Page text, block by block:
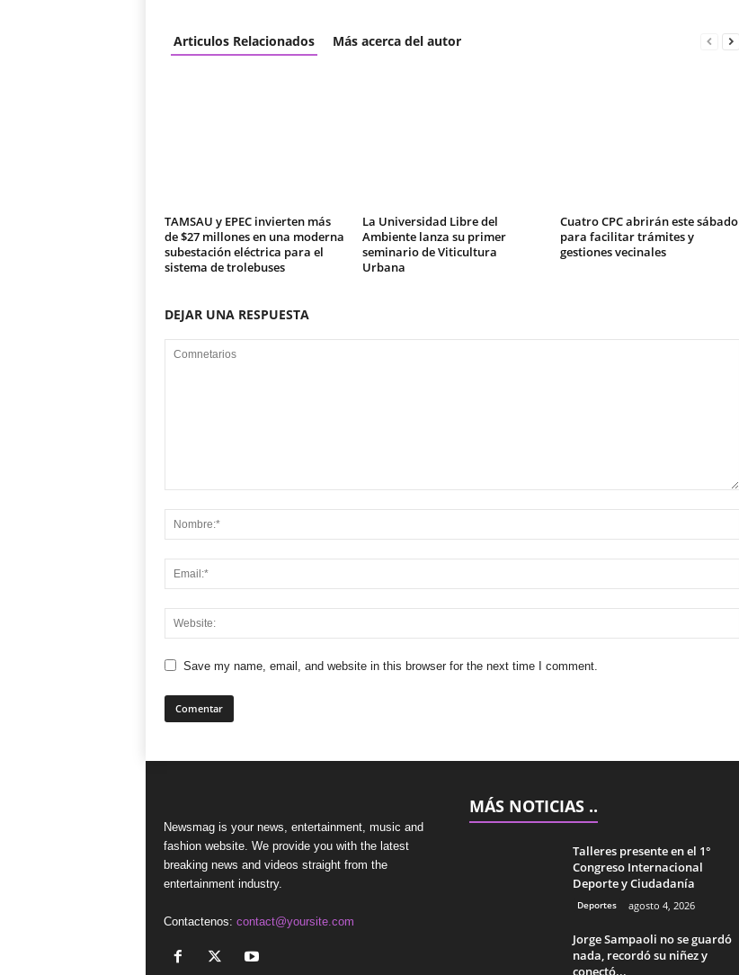
Articulos Relacionados Más acerca del autor
TAMSAU y EPEC invierten más
de $27 millones en una moderna
subestación eléctrica para el
sistema de trolebuses
La Universidad Libre del
Ambiente lanza su primer
seminario de Viticultura
Urbana
Cuatro CPC abrirán este sábado
para facilitar trámites y
gestiones vecinales
DEJAR UNA RESPUESTA
Save my name, email, and website in this browser for the next time I comment.
Newsmag is your news, entertainment, music and
fashion website. We provide you with the latest
breaking news and videos straight from the
entertainment industry.
Contactenos: contact@yoursite.com
MÁS NOTICIAS ..
Talleres presente en el 1°
Congreso Internacional
Deporte y Ciudadanía
Deportes agosto 4, 2026
Jorge Sampaoli no se guardó
nada, recordó su niñez y
conectó...